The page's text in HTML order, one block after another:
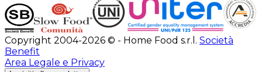
Copyright 2004-2026 © - Home Food s.r.l. Società
Benefit
Area Legale e Privacy